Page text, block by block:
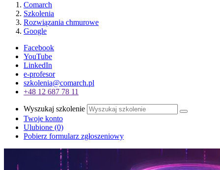
Comarch
Szkolenia
Rozwiązania chmurowe
Google
Facebook
YouTube
LinkedIn
e-profesor
szkolenia@comarch.pl
+48 12 687 78 11
Wyszukaj szkolenie
Twoje konto
Ulubione (0)
Pobierz formularz zgłoszeniowy